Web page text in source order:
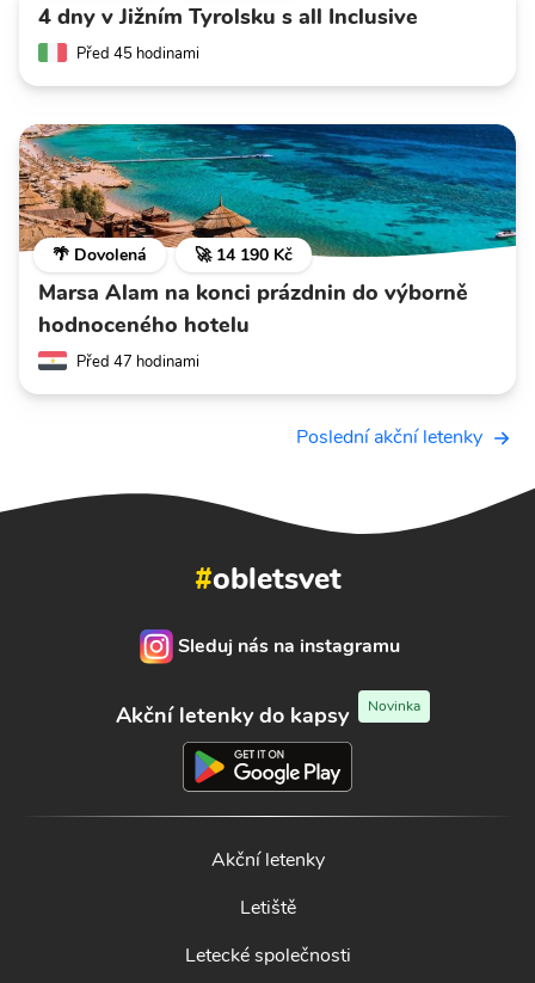
4 dny v Jižním Tyrolsku s all Inclusive
Před 45 hodinami
🌴 Dovolená 🚀 14 190 Kč
Marsa Alam na konci prázdnin do výborně
hodnoceného hotelu
Před 47 hodinami
Poslední akční letenky
#obletsvet
Sleduj nás na instagramu
Akční letenky do kapsy Novinka
Akční letenky
Letiště
Letecké společnosti